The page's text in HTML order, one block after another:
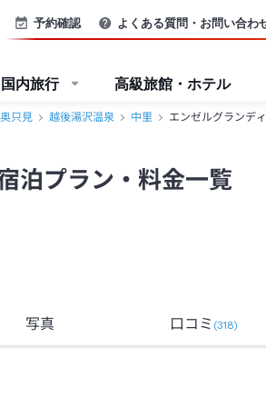
予約確認 よくある質問・お問い合わ
国内旅行 高級旅館・ホテル
只見 越後湯沢温泉 中里 エンゼルグランデ
泊プラン・料金一覧
写真 口コミ (318)